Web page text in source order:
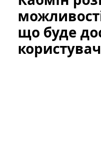
що буде